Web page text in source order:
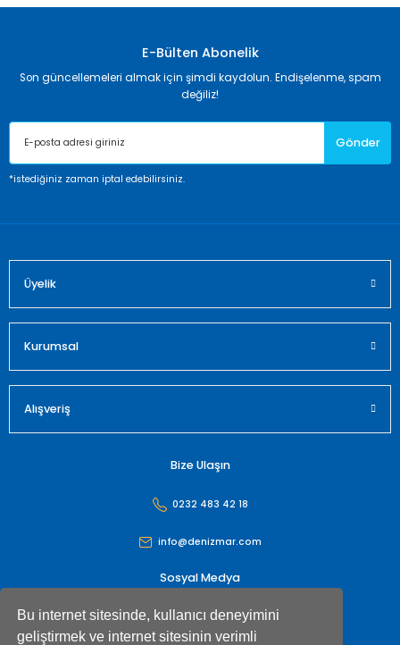
Bu internet sitesinde, kullanıcı deneyimini
geliştirmek ve internet sitesinin verimli
E-Bülten Abonelik
Son güncellemeleri almak için şimdi kaydolun. Endişelenme, spam
değiliz!
Gönder
*istediğiniz zaman iptal edebilirsiniz.
Üyelik
Kurumsal
Alışveriş
Bize Ulaşın
0232 483 42 18
info@denizmar.com
Sosyal Medya